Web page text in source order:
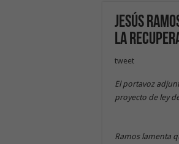
Jesús
la
tweet
El portavoz
proyecto de ley
Ramos lamenta